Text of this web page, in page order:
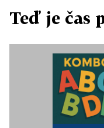
Teď je čas